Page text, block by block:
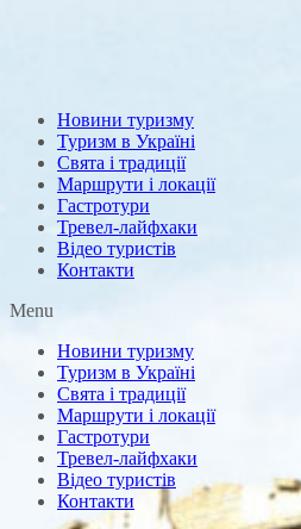
Новини туризму
Туризм в Україні
Свята і традиції
Маршрути і локації
Гастротури
Тревел-лайфхаки
Відео туристів
Контакти
Menu
Новини туризму
Туризм в Україні
Свята і традиції
Маршрути і локації
Гастротури
Тревел-лайфхаки
Відео туристів
Контакти